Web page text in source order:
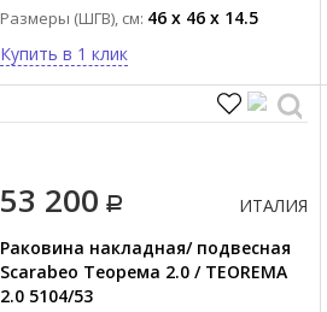
Размеры (ШГВ), см: 46 x 46 x 14.5
Купить в 1 клик
53 200
ИТАЛИЯ
Раковина накладная/ подвесная
Scarabeo Теорема 2.0 / TEOREMA
2.0 5104/53